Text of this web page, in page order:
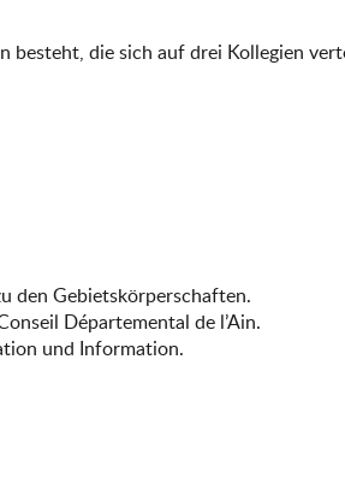
die sich auf drei Kollegien
den Gebietskörperschaften.
Départemental de l’Ain.
und Information.